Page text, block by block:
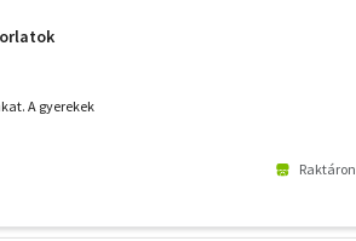
A gyerekek
Raktáron